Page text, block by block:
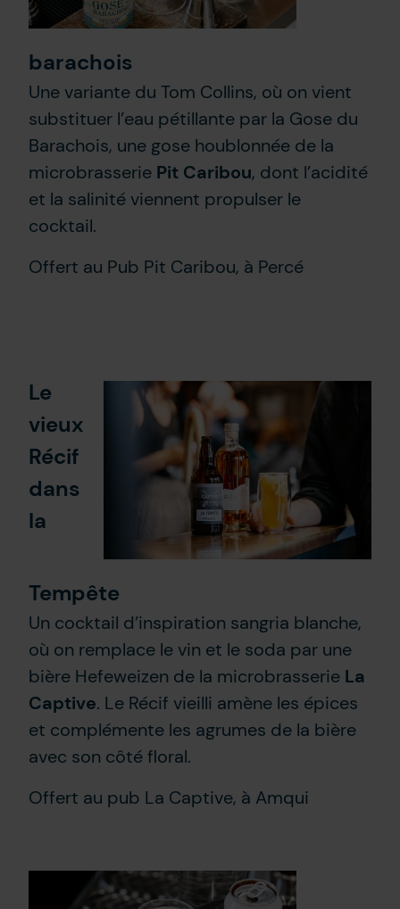
barachois
Une variante du Tom Collins, où on vient
substituer l’eau pétillante par la Gose du
Barachois, une gose houblonnée de la
microbrasserie Pit Caribou, dont l’acidité
et la salinité viennent propulser le
cocktail.
Offert au Pub Pit Caribou, à Percé
Le
vieux
Récif
dans
la
Tempête
Un cocktail d’inspiration sangria blanche,
où on remplace le vin et le soda par une
bière Hefeweizen de la microbrasserie La
Captive. Le Récif vieilli amène les épices
et complémente les agrumes de la bière
avec son côté floral.
Offert au pub La Captive, à Amqui